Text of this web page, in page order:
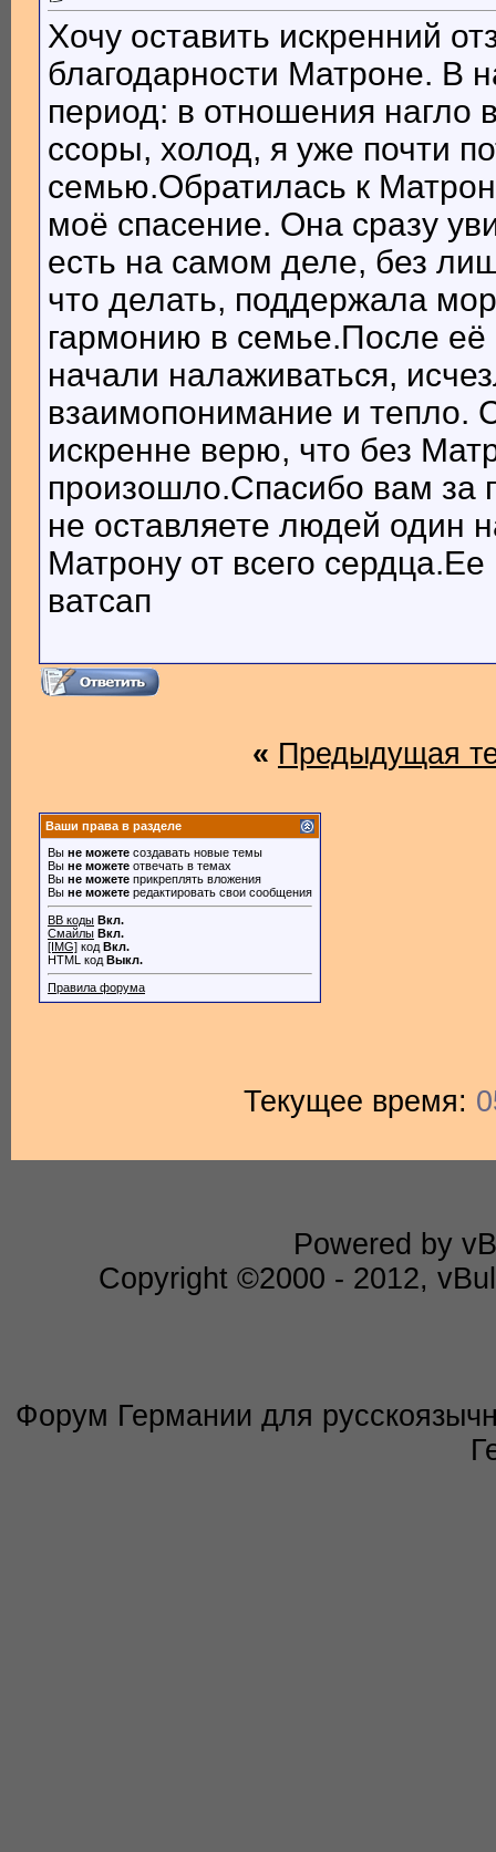
Хочу оставить искренний
благодарности Матроне. В
период: в отношения нагло
ссоры, холод, я уже почти
семью.Обратилась к
моё спасение. Она сразу
есть на самом деле, без
что делать, поддержала
гармонию в семье.После
начали налаживаться,
взаимопонимание и тепло.
искренне верю, что без
произошло.Спасибо вам за
не оставляете людей один
Матрону от всего
ватсап
« Предыдущая
Ваши права в разделе
Вы не можете создавать новые темы
Вы не можете отвечать в темах
Вы не можете прикреплять вложения
Вы не можете редактировать свои сообщения
BB коды Вкл.
Смайлы Вкл.
[IMG] код Вкл.
HTML код Выкл.
Правила форума
Текущее время:
Powered by
Copyright ©2000 - 2012,
Форум Германии для